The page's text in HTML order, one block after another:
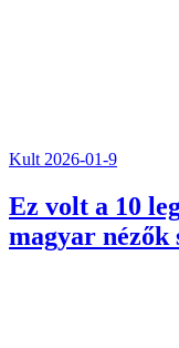
Kult 2026-01-9
Ez volt a 10
magyar nézők